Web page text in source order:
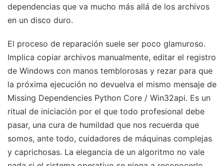
dependencias que va mucho más allá de los archivos
en un disco duro.
El proceso de reparación suele ser poco glamuroso.
Implica copiar archivos manualmente, editar el registro
de Windows con manos temblorosas y rezar para que
la próxima ejecución no devuelva el mismo mensaje de
Missing Dependencies Python Core / Win32api. Es un
ritual de iniciación por el que todo profesional debe
pasar, una cura de humildad que nos recuerda que
somos, ante todo, cuidadores de máquinas complejas
y caprichosas. La elegancia de un algoritmo no vale